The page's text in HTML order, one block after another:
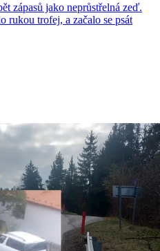
zápasů jako neprůstřelná zeď.
rukou trofej, a začalo se psát